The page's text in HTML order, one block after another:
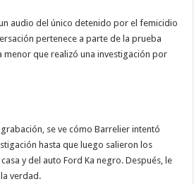
audio del único detenido por el femicidio
pertenece a parte de la prueba
menor que realizó una investigación por
se ve cómo Barrelier intentó
hasta que luego salieron los
y del auto Ford Ka negro. Después, le
verdad.